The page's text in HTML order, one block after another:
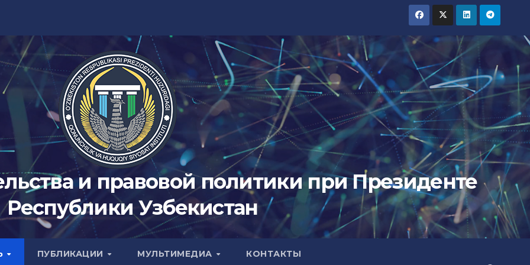
и правовой политики при Президенте
Республики Узбекистан
ПУБЛИКАЦИИ МУЛЬТИМЕДИА КОНТАКТЫ